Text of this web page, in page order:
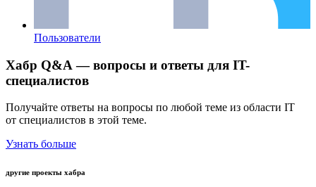
Пользователи
Хабр Q&A — вопросы и ответы для IT-
специалистов
Получайте ответы на вопросы по любой теме из области IT
от специалистов в этой теме.
Узнать больше
другие проекты хабра